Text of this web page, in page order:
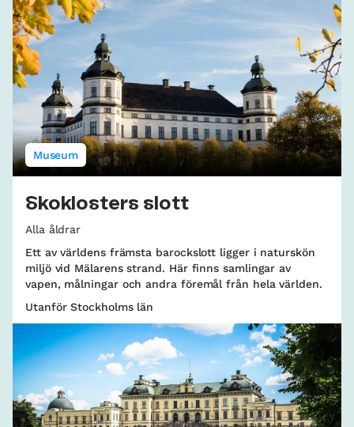
Museum
Skoklosters slott
Alla åldrar
Ett av världens främsta barockslott ligger i naturskön
miljö vid Mälarens strand. Här finns samlingar av
vapen, målningar och andra föremål från hela världen.
Utanför Stockholms län